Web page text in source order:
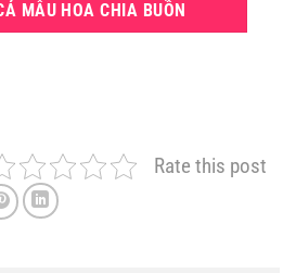
MẪU HOA CHIA BUỒN
Rate this post